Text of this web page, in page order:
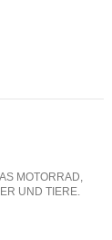
MOTORRAD,
UND TIERE.